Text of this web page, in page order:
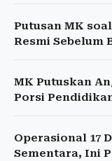
Putusan MK
Resmi Sebelum
MK Putuskan
Porsi
Operasional 17
Sementara, Ini